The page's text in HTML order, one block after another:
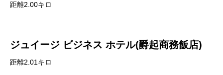
距離2.00キロ
ジュイージ ビジネス ホテル(爵起商務飯店)
距離2.01キロ